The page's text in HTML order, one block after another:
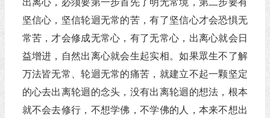
出离心，必须要第一步首先了明无常境，第二步要有
坚信心，坚信轮迴无常的苦，有了坚信心才会恐惧无
常苦，才会修成无常心，有了无常心，出离心就会日
益增进，自然出离心就会生起实相。如果眾生不了解
万法皆无常、轮迴无常的痛苦，就建立不起一颗坚定
的心去出离轮迴的念头，没有出离轮迴的想法，根本
就不会去修行，不想学佛，不学佛的人，本来不想出